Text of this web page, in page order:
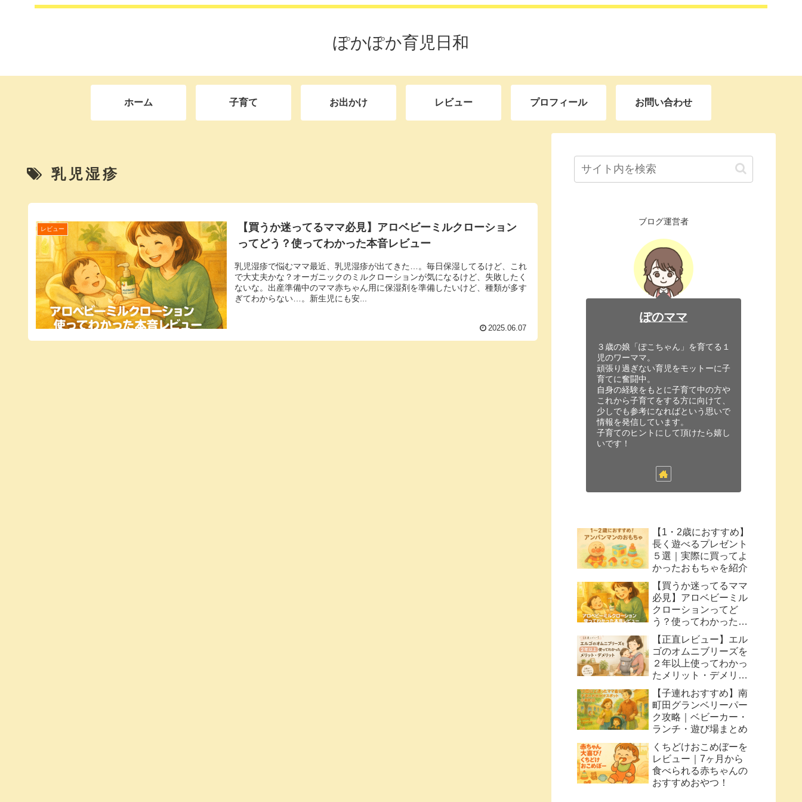
ぽかぽか育児日和
ホーム 子育て お出かけ レビュー プロフィール お問い合わせ
乳児湿疹
レビュー
【買うか迷ってるママ必見】アロベビーミルクローション
ってどう？使ってわかった本音レビュー
乳児湿疹で悩むママ最近、乳児湿疹が出てきた…。毎日保湿してるけど、これ
で大丈夫かな？オーガニックのミルクローションが気になるけど、失敗したく
ないな。出産準備中のママ赤ちゃん用に保湿剤を準備したいけど、種類が多す
ぎてわからない…。新生児にも安...
2025.06.07
ブログ運営者
ぽのママ
３歳の娘「ぽこちゃん」を育てる１
児のワーママ。
頑張り過ぎない育児をモットーに子
育てに奮闘中。
自身の経験をもとに子育て中の方や
これから子育てをする方に向けて、
少しでも参考になればという思いで
情報を発信しています。
子育てのヒントにして頂けたら嬉し
いです！
【1・2歳におすすめ】
長く遊べるプレゼント
５選｜実際に買ってよ
かったおもちゃを紹介
【買うか迷ってるママ
必見】アロベビーミル
クローションってど
う？使ってわかった本
音レビュー
【正直レビュー】エル
ゴのオムニブリーズを
２年以上使ってわかっ
たメリット・デメリッ
ト
【子連れおすすめ】南
町田グランベリーパー
ク攻略｜ベビーカー・
ランチ・遊び場まとめ
くちどけおこめぼーを
レビュー｜7ヶ月から
食べられる赤ちゃんの
おすすめおやつ！